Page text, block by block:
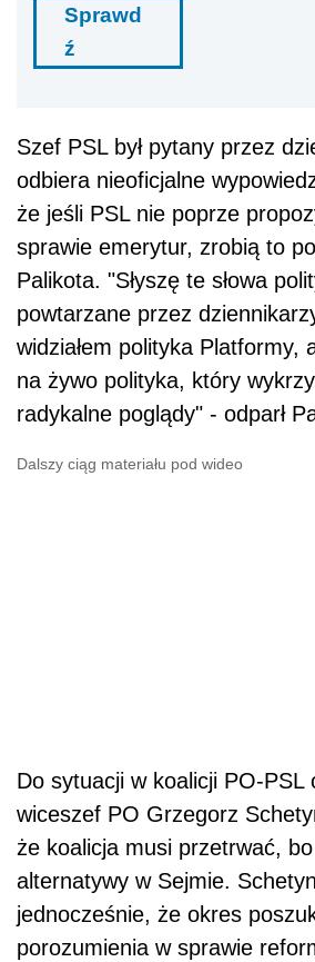
Sprawd
ź
Szef PSL był pytany przez
odbiera nieoficjalne
że jeśli PSL nie poprze
sprawie emerytur, zrobią to
Palikota. "Słyszę te słowa
powtarzane przez
widziałem polityka Platformy,
na żywo polityka, który
radykalne poglądy" - odparł
Dalszy ciąg materiału pod wideo
Do sytuacji w koalicji PO-PSL
wiceszef PO Grzegorz
że koalicja musi przetrwać,
alternatywy w Sejmie.
jednocześnie, że okres
porozumienia w sprawie